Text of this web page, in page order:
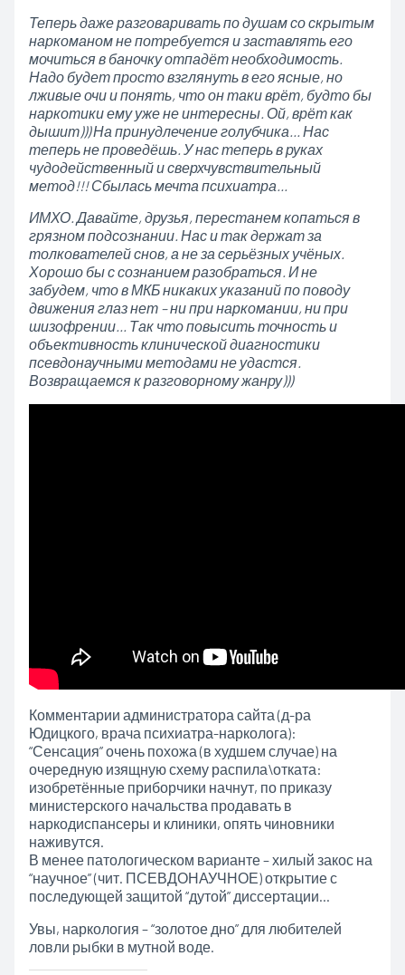
Теперь даже разговаривать по душам со скрытым
наркоманом не потребуется и заставлять его
мочиться в баночку отпадёт необходимость.
Надо будет просто взглянуть в его ясные, но
лживые очи и понять, что он таки врёт, будто бы
наркотики ему уже не интересны. Ой, врёт как
дышит))) На принудлечение голубчика… Нас
теперь не проведёшь. У нас теперь в руках
чудодейственный и сверхчувствительный
метод!!! Сбылась мечта психиатра…
ИМХО. Давайте, друзья, перестанем копаться в
грязном подсознании. Нас и так держат за
толкователей снов, а не за серьёзных учёных.
Хорошо бы с сознанием разобраться. И не
забудем, что в МКБ никаких указаний по поводу
движения глаз нет – ни при наркомании, ни при
шизофрении… Так что повысить точность и
объективность клинической диагностики
псевдонаучными методами не удастся.
Возвращаемся к разговорному жанру)))
Комментарии администратора сайта (д-ра
Юдицкого, врача психиатра-нарколога):
“Сенсация” очень похожа (в худшем случае) на
очередную изящную схему распила\отката:
изобретённые приборчики начнут, по приказу
министерского начальства продавать в
наркодиспансеры и клиники, опять чиновники
наживутся.
В менее патологическом варианте – хилый закос на
“научное” (чит. ПСЕВДОНАУЧНОЕ) открытие с
последующей защитой “дутой” диссертации…
Увы, наркология – “золотое дно” для любителей
ловли рыбки в мутной воде.